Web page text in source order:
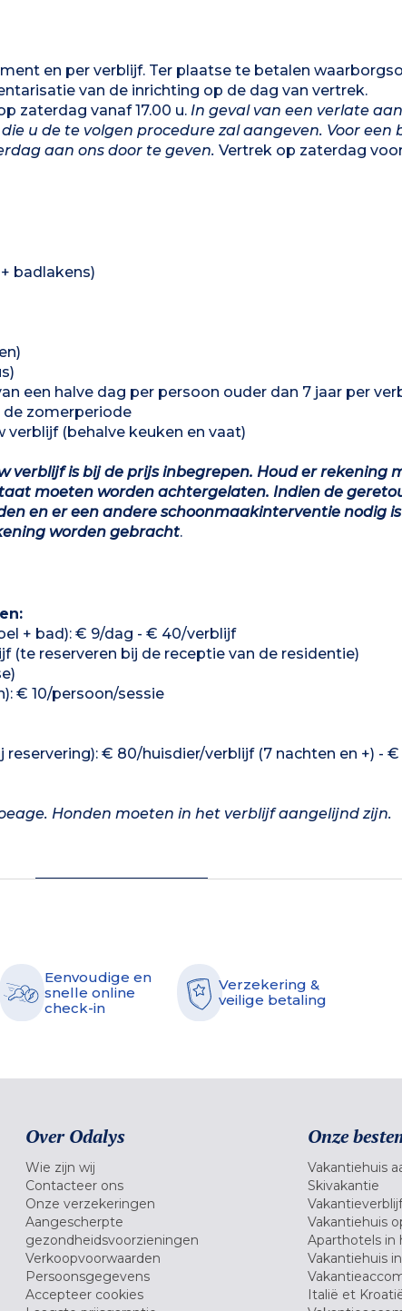
en per verblijf. Ter plaatse te betalen
van de inrichting op de dag van vertrek.
zaterdag vanaf 17.00 u. In geval van een verlate
u de te volgen procedure zal aangeven. Voor een
aan ons door te geven. Vertrek op zaterdag voor
badlakens)
een halve dag per persoon ouder dan 7 jaar per
zomerperiode
verblijf (behalve keuken en vaat)
verblijf is bij de prijs inbegrepen. Houd er rekening
moeten worden achtergelaten. Indien de
en er een andere schoonmaakinterventie nodig is
worden gebracht.
+ bad): € 9/dag - € 40/verblijf
(te reserveren bij de receptie van de residentie)
€ 10/persoon/sessie
€ 80/huisdier/verblijf (7 nachten en +) -
Honden moeten in het verblijf aangelijnd zijn.
Eenvoudige en
snelle online
check-in
Verzekering &
veilige betaling
Over Odalys
Wie zijn wij
Contacteer ons
Onze verzekeringen
Aangescherpte
gezondheidsvoorzieningen
Verkoopvoorwaarden
Persoonsgegevens
Accepteer cookies
Onze
Vakantiehuis
Skivakantie
Vakantiehuis
Aparthotels in
Vakantiehuis
Italië et